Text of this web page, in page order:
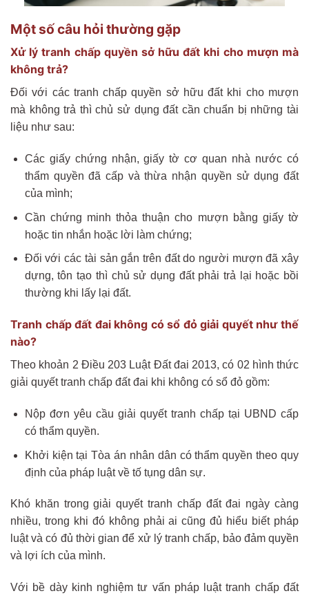
Một số câu hỏi thường gặp
Xử lý tranh chấp quyền sở hữu đất khi cho mượn mà
không trả?
Đối với các tranh chấp quyền sở hữu đất khi cho mượn
mà không trả thì chủ sử dụng đất cần chuẩn bị những tài
liệu như sau:
Các giấy chứng nhận, giấy tờ cơ quan nhà nước có
thẩm quyền đã cấp và thừa nhận quyền sử dụng đất
của mình;
Cần chứng minh thỏa thuận cho mượn bằng giấy tờ
hoặc tin nhắn hoặc lời làm chứng;
Đối với các tài sản gắn trên đất do người mượn đã xây
dựng, tôn tạo thì chủ sử dụng đất phải trả lại hoặc bồi
thường khi lấy lại đất.
Tranh chấp đất đai không có sổ đỏ giải quyết như thế
nào?
Theo khoản 2 Điều 203 Luật Đất đai 2013, có 02 hình thức
giải quyết tranh chấp đất đai khi không có sổ đỏ gồm:
Nộp đơn yêu cầu giải quyết tranh chấp tại UBND cấp
có thẩm quyền.
Khởi kiện tại Tòa án nhân dân có thẩm quyền theo quy
định của pháp luật về tố tụng dân sự.
Khó khăn trong giải quyết tranh chấp đất đai ngày càng
nhiều, trong khi đó không phải ai cũng đủ hiểu biết pháp
luật và có đủ thời gian để xử lý tranh chấp, bảo đảm quyền
và lợi ích của mình.
Với bề dày kinh nghiệm tư vấn pháp luật tranh chấp đất